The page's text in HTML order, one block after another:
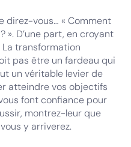
direz-vous… « Comment
». D’une part, en croyant
transformation
pas être un fardeau qui
un véritable levier de
atteindre vos objectifs
font confiance pour
montrez-leur que
y arriverez.